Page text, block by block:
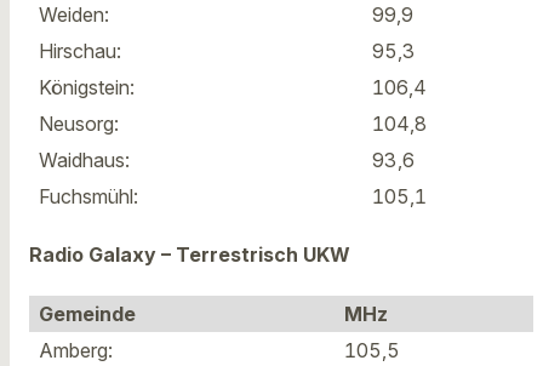
Weiden:
99,9
Hirschau:
95,3
Königstein:
106,4
Neusorg:
104,8
Waidhaus:
93,6
Fuchsmühl:
105,1
Radio Galaxy – Terrestrisch UKW
Gemeinde
MHz
Amberg:
105,5